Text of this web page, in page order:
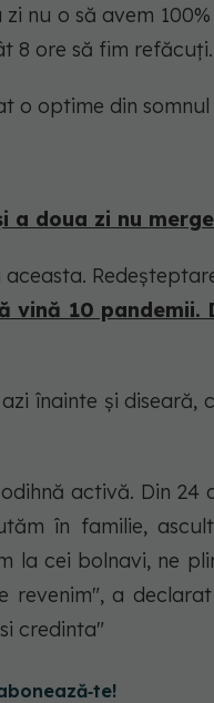
nu o să avem
8 ore să fim refăcuți.
o optime din
a doua zi nu
vină 10 pandemii.
înainte și
activă. Din
în familie,
la cei bolnavi, ne
a
credinta"